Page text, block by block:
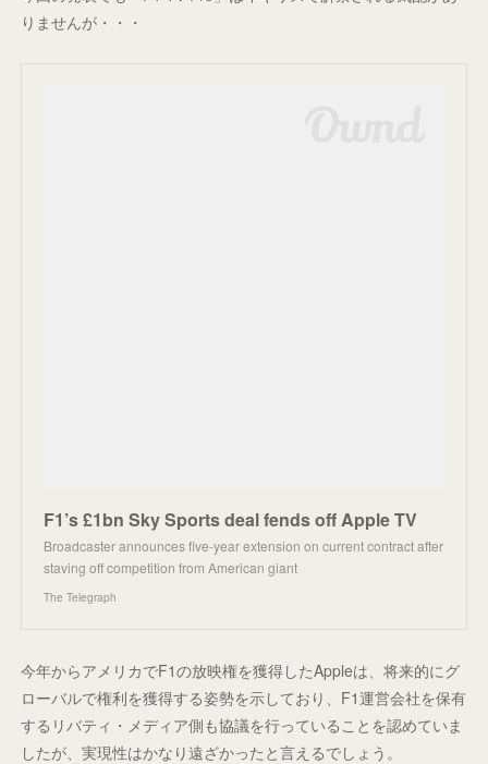
りませんが・・・
F1’s £1bn Sky Sports deal fends off Apple TV
Broadcaster announces five-year extension on current contract after
staving off competition from American giant
The Telegraph
今年からアメリカでF1の放映権を獲得したAppleは、将来的にグ
ローバルで権利を獲得する姿勢を示しており、F1運営会社を保有
するリバティ・メディア側も協議を行っていることを認めていま
したが、実現性はかなり遠ざかったと言えるでしょう。